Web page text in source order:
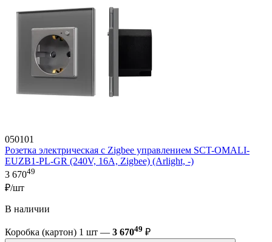
050101
Розетка электрическая с Zigbee управлением SCT-OMALI-
EUZB1-PL-GR (240V, 16A, Zigbee) (Arlight, -)
3 67049
₽/шт
В наличии
Коробка (картон) 1 шт — 3 67049 ₽